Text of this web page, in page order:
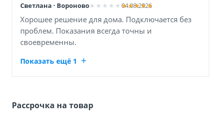
Светлана · Вороново 04.08.2026
Хорошее решение для дома. Подключается без
проблем. Показания всегда точны и
своевременны.
Показать ещё 1
Рассрочка на товар